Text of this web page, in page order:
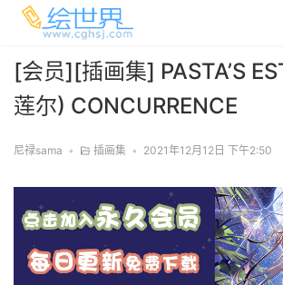
[会员][插画集] PASTA’S
莲尔) CONCURRENCE
尼禄sama • 插画集 • 2021年12月12日 下午2:50